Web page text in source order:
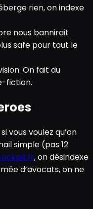
rien, on indexe
nous bannirait
safe pour tout le
On fait du
fiction.
vous voulez qu’on
simple (pas 12
, on désindexe
d’avocats, on ne